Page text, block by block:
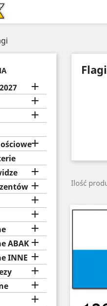









ABAK
INNE 



Flagi
Ilość